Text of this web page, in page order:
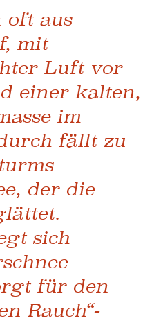
oft aus
mit
Luft vor
einer kalten,
im
fällt zu
der die
sich
für den
Rauch“-